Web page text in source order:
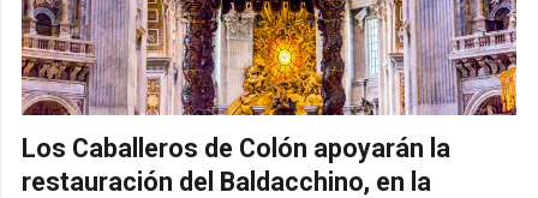
Los Caballeros de Colón apoyarán la
restauración del Baldacchino, en la